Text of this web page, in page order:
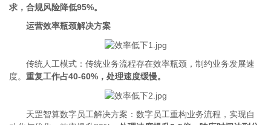
求，合规风险降低95%。
运营效率瓶颈解决方案
传统人工模式：传统业务流程存在效率瓶颈，制约业务发展速
度。 重复工作占40-60%，处理速度缓慢。
天罡智算数字员工解决方案：数字员工重构业务流程，实现自